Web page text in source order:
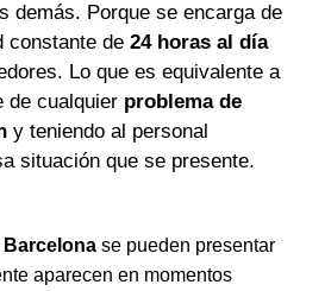
demás. Porque se encarga de
constante de 24 horas al día
Lo que es equivalente a
de cualquier problema de
y teniendo al personal
situación que se presente.
se pueden presentar
aparecen en momentos